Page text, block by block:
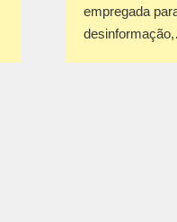
empregada